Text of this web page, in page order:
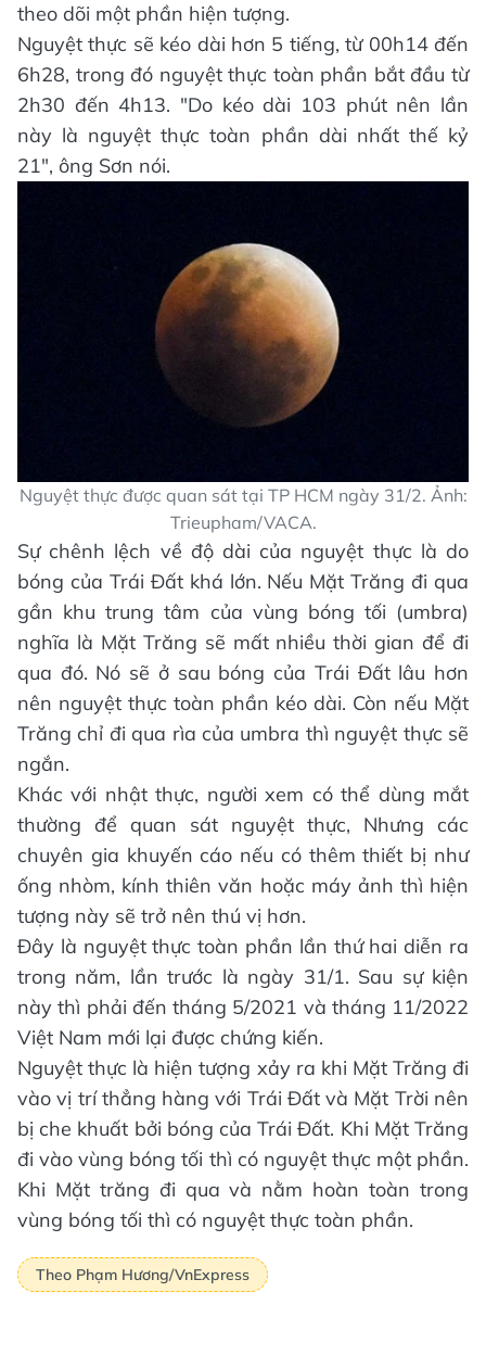
theo dõi một phần hiện tượng.
Nguyệt thực sẽ kéo dài hơn 5 tiếng, từ 00h14 đến
6h28, trong đó nguyệt thực toàn phần bắt đầu từ
2h30 đến 4h13. "Do kéo dài 103 phút nên lần
này là nguyệt thực toàn phần dài nhất thế kỷ
21", ông Sơn nói.
Nguyệt thực được quan sát tại TP HCM ngày 31/2. Ảnh:
Trieupham/VACA.
Sự chênh lệch về độ dài của nguyệt thực là do
bóng của Trái Đất khá lớn. Nếu Mặt Trăng đi qua
gần khu trung tâm của vùng bóng tối (umbra)
nghĩa là Mặt Trăng sẽ mất nhiều thời gian để đi
qua đó. Nó sẽ ở sau bóng của Trái Đất lâu hơn
nên nguyệt thực toàn phần kéo dài. Còn nếu Mặt
Trăng chỉ đi qua rìa của umbra thì nguyệt thực sẽ
ngắn.
Khác với nhật thực, người xem có thể dùng mắt
thường để quan sát nguyệt thực, Nhưng các
chuyên gia khuyến cáo nếu có thêm thiết bị như
ống nhòm, kính thiên văn hoặc máy ảnh thì hiện
tượng này sẽ trở nên thú vị hơn.
Đây là nguyệt thực toàn phần lần thứ hai diễn ra
trong năm, lần trước là ngày 31/1. Sau sự kiện
này thì phải đến tháng 5/2021 và tháng 11/2022
Việt Nam mới lại được chứng kiến.
Nguyệt thực là hiện tượng xảy ra khi Mặt Trăng đi
vào vị trí thẳng hàng với Trái Đất và Mặt Trời nên
bị che khuất bởi bóng của Trái Đất. Khi Mặt Trăng
đi vào vùng bóng tối thì có nguyệt thực một phần.
Khi Mặt trăng đi qua và nằm hoàn toàn trong
vùng bóng tối thì có nguyệt thực toàn phần.
Theo Phạm Hương/VnExpress